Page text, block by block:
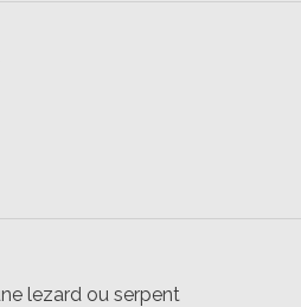
lezard ou serpent